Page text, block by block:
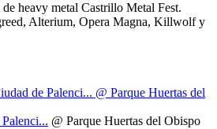
heavy metal Castrillo Metal Fest.
Alterium, Opera Magna, Killwolf y
de Palenci... @ Parque Huertas del
@ Parque Huertas del Obispo